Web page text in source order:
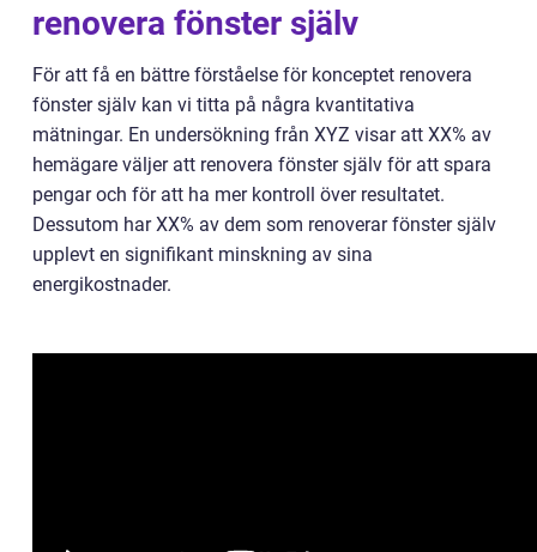
renovera fönster själv
För att få en bättre förståelse för konceptet renovera
fönster själv kan vi titta på några kvantitativa
mätningar. En undersökning från XYZ visar att XX% av
hemägare väljer att renovera fönster själv för att spara
pengar och för att ha mer kontroll över resultatet.
Dessutom har XX% av dem som renoverar fönster själv
upplevt en signifikant minskning av sina
energikostnader.